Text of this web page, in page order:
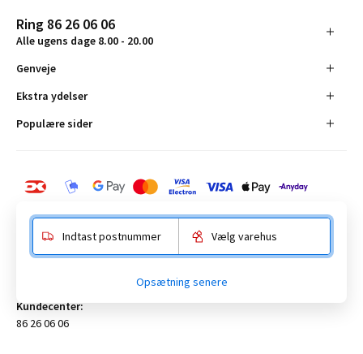
Ring 86 26 06 06
Alle ugens dage 8.00 - 20.00
Genveje
Ekstra ydelser
Populære sider
Anelystparken 16, 8381 Tilst. CVR-nummer 19555305
Kundecenter:
86 26 06 06
Indtast postnummer Vælg varehus
Opsætning senere